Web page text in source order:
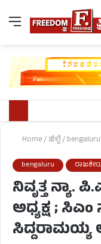
Home/ಜಿಲ್ಲೆ/bengaluru
bengaluru
ನಿವೃತ್ತ ನ್ಯಾ.
ಅಧ್ಯಕ್ಷ ; ಸಿಎಂ
ಸಿದ್ದರಾಮಯ್ಯ